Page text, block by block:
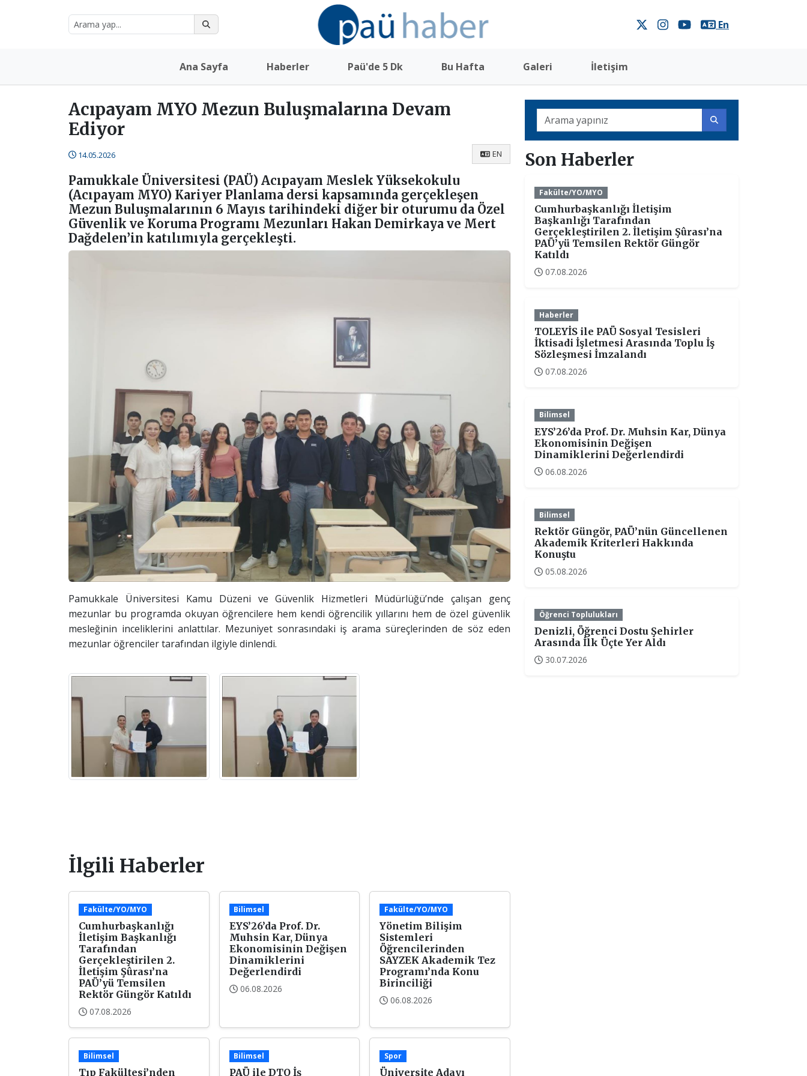
En
Ana Sayfa Haberler Paü'de 5 Dk Bu Hafta Galeri İletişim
Acıpayam MYO Mezun Buluşmalarına Devam
Ediyor
14.05.2026 EN
Pamukkale Üniversitesi (PAÜ) Acıpayam Meslek Yüksekokulu
(Acıpayam MYO) Kariyer Planlama dersi kapsamında gerçekleşen
Mezun Buluşmalarının 6 Mayıs tarihindeki diğer bir oturumu da Özel
Güvenlik ve Koruma Programı Mezunları Hakan Demirkaya ve Mert
Dağdelen’in katılımıyla gerçekleşti.
Pamukkale Üniversitesi Kamu Düzeni ve Güvenlik Hizmetleri Müdürlüğü’nde çalışan genç
mezunlar bu programda okuyan öğrencilere hem kendi öğrencilik yıllarını hem de özel güvenlik
mesleğinin inceliklerini anlattılar. Mezuniyet sonrasındaki iş arama süreçlerinden de söz eden
mezunlar öğrenciler tarafından ilgiyle dinlendi.
İlgili Haberler
Fakülte/YO/MYO
Cumhurbaşkanlığı
İletişim Başkanlığı
Tarafından
Gerçekleştirilen 2.
İletişim Şûrası’na
PAÜ’yü Temsilen
Rektör Güngör Katıldı
07.08.2026
Bilimsel
EYS’26’da Prof. Dr.
Muhsin Kar, Dünya
Ekonomisinin Değişen
Dinamiklerini
Değerlendirdi
06.08.2026
Fakülte/YO/MYO
Yönetim Bilişim
Sistemleri
Öğrencilerinden
SAYZEK Akademik Tez
Programı’nda Konu
Birinciliği
06.08.2026
Bilimsel
Tıp Fakültesi’nden
Bilimsel
PAÜ ile DTO İş
Spor
Üniversite Adayı
Son Haberler
Fakülte/YO/MYO
Cumhurbaşkanlığı İletişim
Başkanlığı Tarafından
Gerçekleştirilen 2. İletişim Şûrası’na
PAÜ’yü Temsilen Rektör Güngör
Katıldı
07.08.2026
Haberler
TOLEYİS ile PAÜ Sosyal Tesisleri
İktisadi İşletmesi Arasında Toplu İş
Sözleşmesi İmzalandı
07.08.2026
Bilimsel
EYS’26’da Prof. Dr. Muhsin Kar, Dünya
Ekonomisinin Değişen
Dinamiklerini Değerlendirdi
06.08.2026
Bilimsel
Rektör Güngör, PAÜ’nün Güncellenen
Akademik Kriterleri Hakkında
Konuştu
05.08.2026
Öğrenci Toplulukları
Denizli, Öğrenci Dostu Şehirler
Arasında İlk Üçte Yer Aldı
30.07.2026